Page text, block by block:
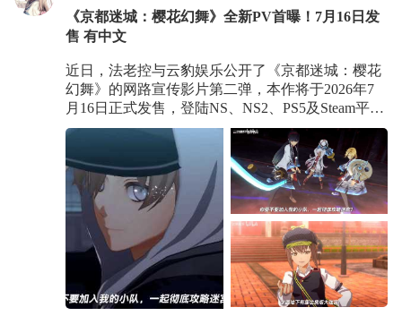
《京都迷城：樱花幻舞》全新PV首曝！7月16日发
售 有中文
近日，法老控与云豹娱乐公开了《京都迷城：樱花
幻舞》的网路宣传影片第二弹，本作将于2026年7
月16日正式发售，登陆NS、NS2、PS5及Steam平
台。 视频欣赏： 官方介绍：【请多指教！】距离
转学只剩下最后倒数，《亰都幻都 -樱花幻舞-》网
路宣传影片第二弹，已经公开。 你要不要加入我的
小队，一起彻底攻略迷宫？ 全新学园系双维度
ARPG最新作《亰都幻都 -樱花幻舞-》，即将于7月
16日上市!!